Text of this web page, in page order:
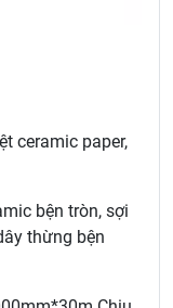
ceramic paper,
bện tròn, sợi
thừng bện